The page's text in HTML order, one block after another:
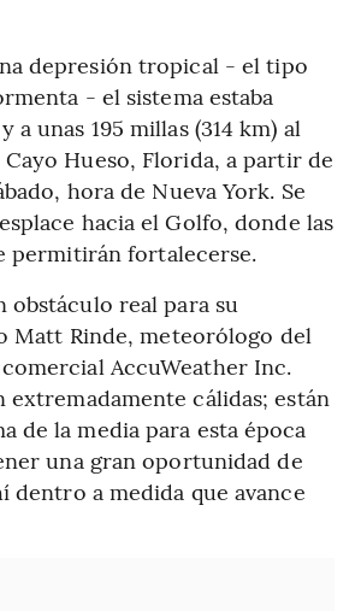
depresión tropical - el tipo
- el sistema estaba
a unas 195 millas (314 km) al
Hueso, Florida, a partir de
hora de Nueva York. Se
hacia el Golfo, donde las
permitirán fortalecerse.
obstáculo real para su
Matt Rinde, meteorólogo del
AccuWeather Inc.
extremadamente cálidas; están
de la media para esta época
una gran oportunidad de
dentro a medida que avance